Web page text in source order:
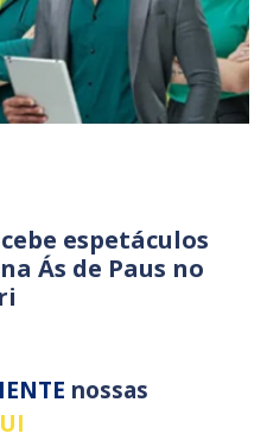
espetáculos
Ás de Paus no
nossas